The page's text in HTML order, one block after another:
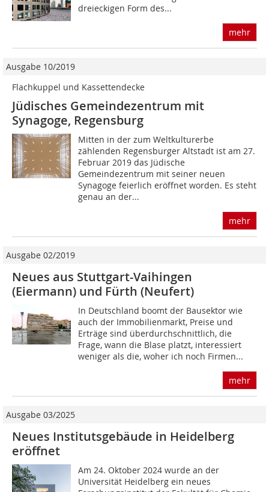
dreieckigen Form des...
mehr
Ausgabe 10/2019
Flachkuppel und Kassetten­decke
Jüdisches Gemeindezentrum mit
Synagoge, Regensburg
Mitten in der zum Weltkulturerbe
zählenden Regensburger Altstadt ist am 27.
Februar 2019 das Jüdische
Gemeindezentrum mit seiner neuen
Synagoge feierlich eröffnet worden. Es steht
genau an der...
mehr
Ausgabe 02/2019
Neues aus Stuttgart-Vaihingen
(Eiermann) und Fürth (Neufert)
In Deutschland boomt der Bausektor wie
auch der Immobilienmarkt, Preise und
Erträge sind überdurchschnittlich, die
Frage, wann die Blase platzt, interessiert
weniger als die, woher ich noch Firmen...
mehr
Ausgabe 03/2025
Neues Institutsgebäude in Heidelberg
eröffnet
Am 24. Oktober 2024 wurde an der
Universität Heidelberg ein neues